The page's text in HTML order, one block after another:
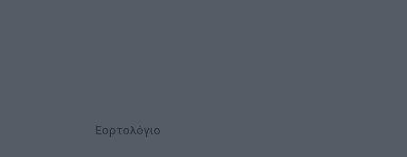
Εορτολόγιο